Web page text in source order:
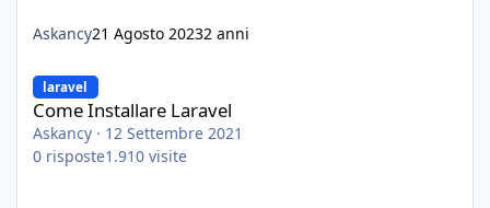
Askancy21 Agosto 20232 anni
Come Installare Laravel
laravel
Come Installare Laravel
Askancy · 12 Settembre 2021
0 risposte1.910 visite